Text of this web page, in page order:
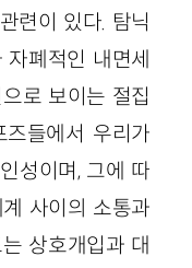
련이 있다. 탐닉
폐적인 내면세
로 보이는 절집
들에서 우리가
성이며, 그에 따
사이의 소통과
상호개입과 대